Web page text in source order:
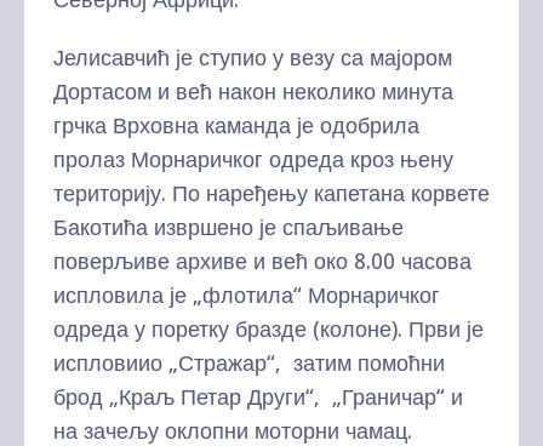
Јелисавчић је ступио у везу са мајором
Дортасом и већ након неколико минута
грчка Врховна каманда је одобрила
пролаз Морнаричког одреда кроз њену
територију. По наређењу капетана корвете
Бакотића извршено је спаљивање
поверљиве архиве и већ око 8.00 часова
испловила је „флотила“ Морнаричког
одреда у поретку бразде (колоне). Први је
испловиио „Стражар“, затим помоћни
брод „Краљ Петар Други“, „Граничар“ и
на зачељу оклопни моторни чамац.